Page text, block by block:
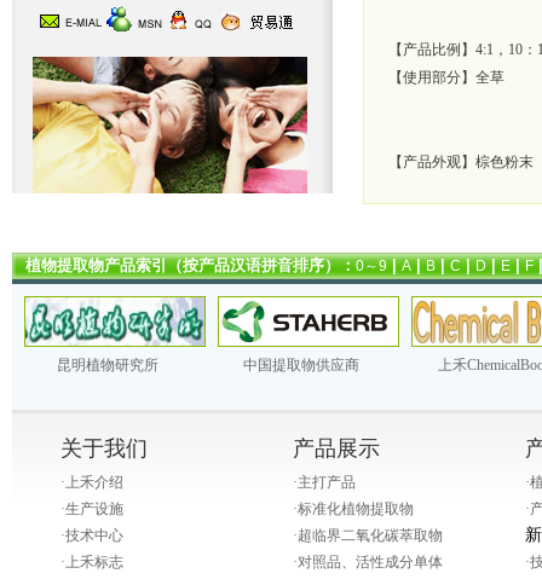
【产品比例】4:1，10：
【使用部分】全草
【产品外观】棕色粉末
植物提取物产品索引（按产品汉语拼音排序）：0～9|A|B|C|D|E|F
昆明植物研究所 中国提取物供应商 上禾
关于我们
·上禾介绍
·生产设施
·技术中心
·上禾标志
产品展示
·主打产品
·标准化植物提取物
·超临界二氧化碳萃取物
·对照品、活性成分单体
·
·
·